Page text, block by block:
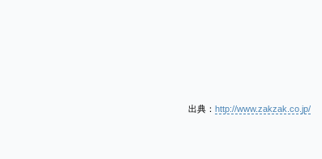
出典： http://www.zakzak.co.jp/